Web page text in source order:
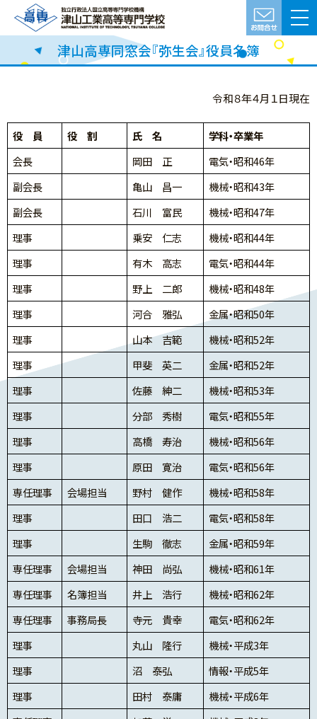
津山高専同窓会『弥生会』役員名簿
令和８年４月１日現在
役 員 役 割 氏 名
学科・卒業年
会長
岡田 正
電気・昭和46年
副会長
亀山 昌一
機械・昭和43年
副会長
石川 富民
機械・昭和47年
理事
乗安 仁志
機械・昭和44年
理事
有木 高志
電気・昭和44年
理事
野上 二郎
機械・昭和48年
理事
河合 雅弘
金属・昭和50年
理事
山本 吉範
機械・昭和52年
理事
甲斐 英二
金属・昭和52年
理事
佐藤 紳二
機械・昭和53年
理事
分部 秀樹
電気・昭和55年
理事
高橋 寿治
機械・昭和56年
理事
原田 寛治
電気・昭和56年
専任理事
会場担当 野村 健作
機械・昭和58年
理事
田口 浩二
電気・昭和58年
理事
生駒 徹志
金属・昭和59年
専任理事
会場担当 神田 尚弘
機械・昭和61年
専任理事
名簿担当 井上 浩行
機械・昭和62年
専任理事
事務局長 寺元 貴幸
電気・昭和62年
理事
丸山 隆行
機械・平成3年
理事
沼 泰弘
情報・平成5年
理事
田村 泰庸
機械・平成6年